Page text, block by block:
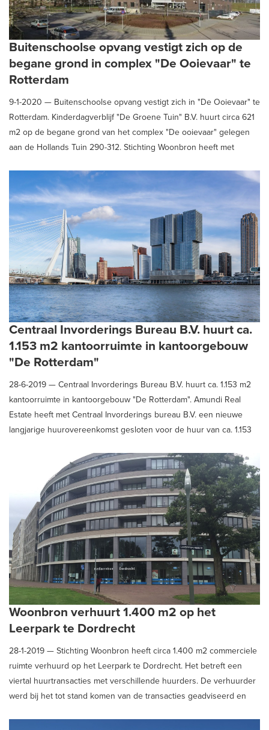
Buitenschoolse opvang vestigt zich op de
begane grond in complex "De Ooievaar" te
Rotterdam
9-1-2020 — Buitenschoolse opvang vestigt zich in "De Ooievaar" te
Rotterdam. Kinderdagverblijf "De Groene Tuin" B.V. huurt circa 621
m2 op de begane grond van het complex "De ooievaar" gelegen
aan de Hollands Tuin 290-312. Stichting Woonbron heeft met
overeenkomst gesloten.
Centraal Invorderings Bureau B.V. huurt ca.
1.153 m2 kantoorruimte in kantoorgebouw
"De Rotterdam"
28-6-2019 — Centraal Invorderings Bureau B.V. huurt ca. 1.153 m2
kantoorruimte in kantoorgebouw "De Rotterdam". Amundi Real
Estate heeft met Centraal Invorderings bureau B.V. een nieuwe
langjarige huurovereenkomst gesloten voor de huur van ca. 1.153
kantoorgebouw "De Rotterdam". Huurder Centraal Invorderings
Bureau B.V. werd geadviseerd door Schaub & Partners
Bedrijfshuisvesting B.V.
Woonbron verhuurt 1.400 m2 op het
Leerpark te Dordrecht
28-1-2019 — Stichting Woonbron heeft circa 1.400 m2 commerciele
ruimte verhuurd op het Leerpark te Dordrecht. Het betreft een
viertal huurtransacties met verschillende huurders. De verhuurder
werd bij het tot stand komen van de transacties geadviseerd en